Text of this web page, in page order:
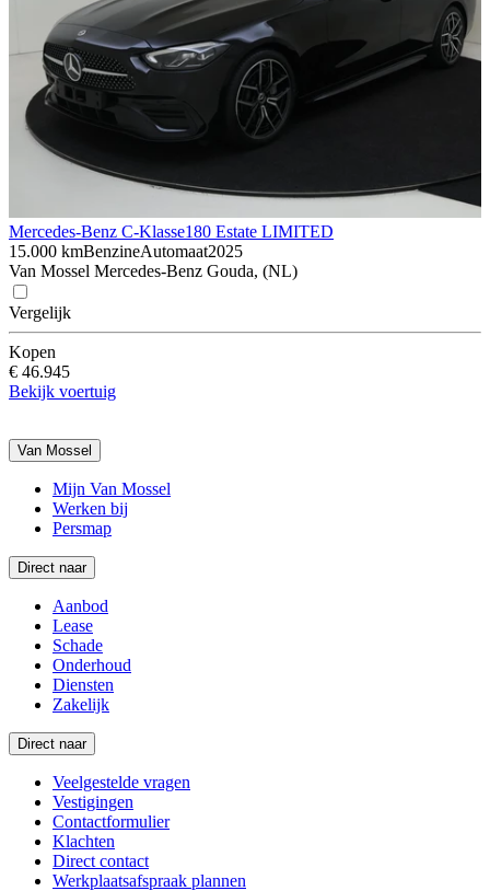
Mercedes-Benz C-Klasse180 Estate LIMITED
15.000 kmBenzineAutomaat2025
Van Mossel Mercedes-Benz Gouda, (NL)
Vergelijk
Kopen
€ 46.945
Bekijk voertuig
Van Mossel
Mijn Van Mossel
Werken bij
Persmap
Direct naar
Aanbod
Lease
Schade
Onderhoud
Diensten
Zakelijk
Direct naar
Veelgestelde vragen
Vestigingen
Contactformulier
Klachten
Direct contact
Werkplaatsafspraak plannen